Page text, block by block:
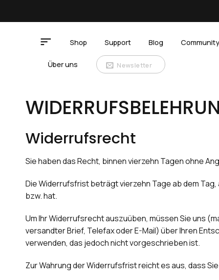
Shop Support Blog
Über uns Newsletter
Widerrufsrecht
Sie haben das Recht, binnen vierzehn Tagen ohne
Die Widerrufsfrist beträgt vierzehn Tage ab dem
bzw. hat.
Um Ihr Widerrufsrecht auszuüben, müssen Sie uns
versandter Brief, Telefax oder E-Mail) über Ihren
verwenden, das jedoch nicht vorgeschrieben ist.
Zur Wahrung der Widerrufsfrist reicht es aus, dass